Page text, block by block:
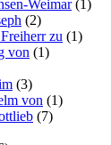
Weimar(1)
(2)
zu (1)
von (1)
(3)
von (1)
(7)